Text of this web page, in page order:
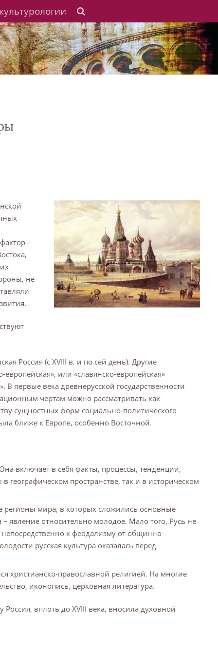
–
не
Россия (с XVIII в. и по сей день). Другие
европейская», или «славянско-европейская»
В первые века древнерусской государственности
чертам можно рассматривать как
сущностных форм социально-политического
ближе к Европе, особенно Восточной.
включает в себя факты, процессы, тенденции,
пространстве, так и в историческом
регионы мира, в которых сложились основные
явление относительно молодое. Мало того, Русь не
к феодализму от общинно-
русская культура оказалась перед
христианско-православной религией. На многие
иконопись, церковная литература.
вплоть до XVIII века, вносила духовной